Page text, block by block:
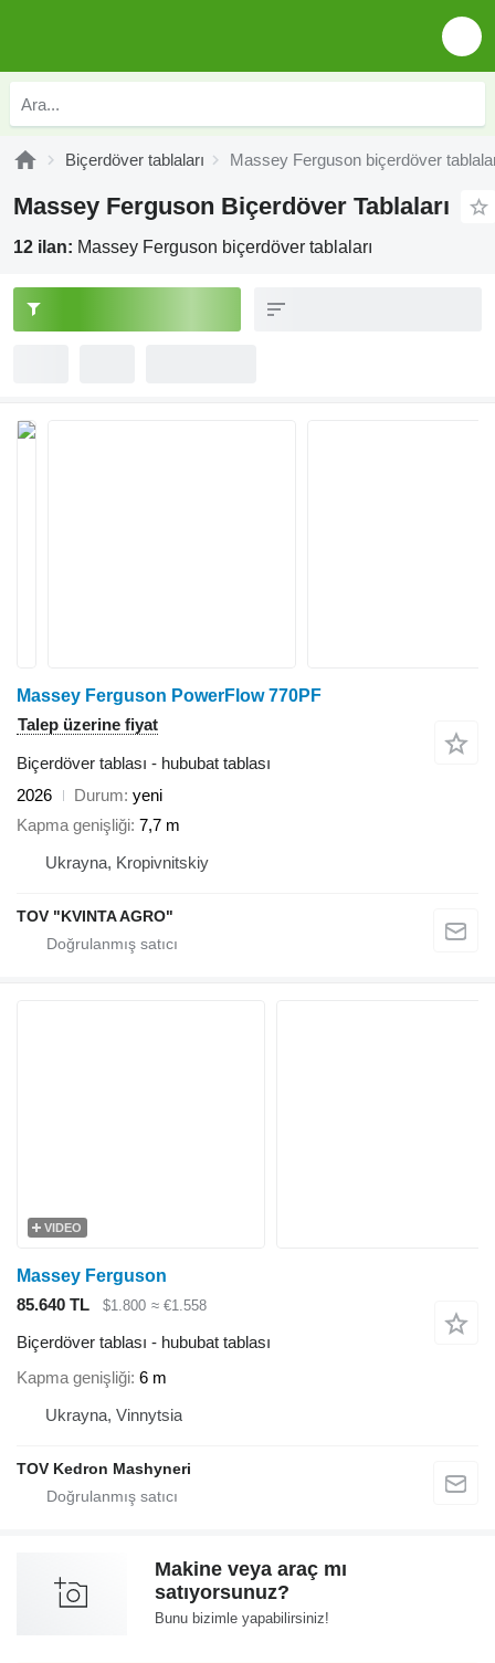
Biçerdöver tablaları Massey Ferguson biçerdöver
Massey Ferguson Biçerdöver Tablaları
12 ilan: Massey Ferguson biçerdöver tablaları
Massey Ferguson PowerFlow 770PF
Talep üzerine fiyat
Biçerdöver tablası - hububat tablası
2026
Durum yeni
Kapma genişliği 7,7 m
Ukrayna, Kropivnitskiy
TOV "KVINTA AGRO"
VIDEO
Massey Ferguson
85.640 TL
$1.800 ≈ €1.558
Biçerdöver tablası - hububat tablası
Kapma genişliği 6 m
Ukrayna, Vinnytsia
TOV Kedron Mashyneri
Makine veya araç mı
satıyorsunuz?
Bunu bizimle yapabilirsiniz!